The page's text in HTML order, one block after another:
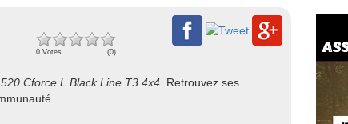
0 Votes (0)
Cforce L Black Line T3 4x4 . Retrouvez ses